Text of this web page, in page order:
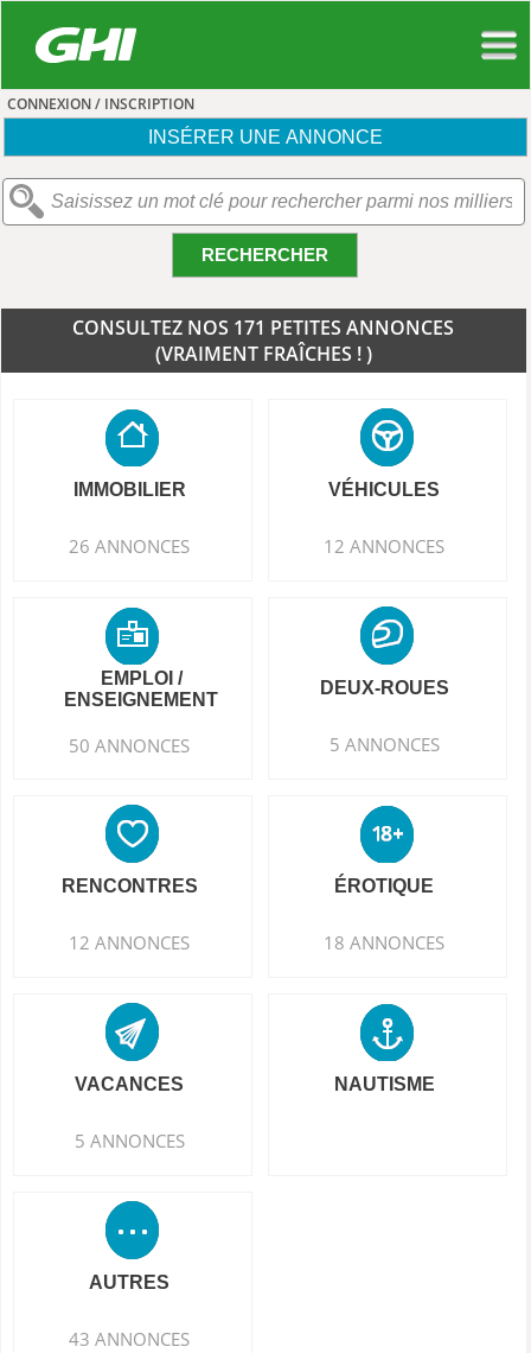
CONNEXION / INSCRIPTION
CONSULTEZ NOS 171 PETITES ANNONCES
(VRAIMENT FRAÎCHES ! )
IMMOBILIER
26 ANNONCES
VÉHICULES
12 ANNONCES
EMPLOI /
ENSEIGNEMENT
50 ANNONCES
DEUX-ROUES
5 ANNONCES
RENCONTRES
12 ANNONCES
ÉROTIQUE
18 ANNONCES
VACANCES
5 ANNONCES
NAUTISME
AUTRES
43 ANNONCES
INSÉRER UNE ANNONCE
RECHERCHER